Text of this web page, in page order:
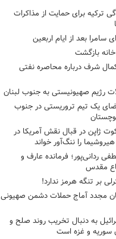
ترکیه برای حمایت از مذاکرات
سامرا بعد از ایام اربعین
خانه بازگشت
شرف درباره محاصره نفتی
رژیم صهیونیستی به جنوب لبنان
یک تیم تروریستی در جنوب
ژاپن در قبال نقش آمریکا در
را ننگ‌آور خواند
ردانی‌پور؛ فرمانده عارف و
مقدس
بر تنگه هرمز ندارد!
مجدد آماج حملات دشمن صهیونی
به دنبال تخریب روند صلح و
سوریه و غزه است